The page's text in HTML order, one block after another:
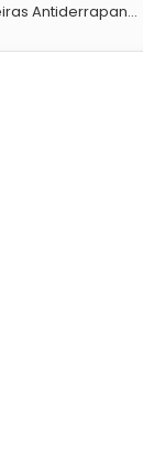
Antiderrapan...